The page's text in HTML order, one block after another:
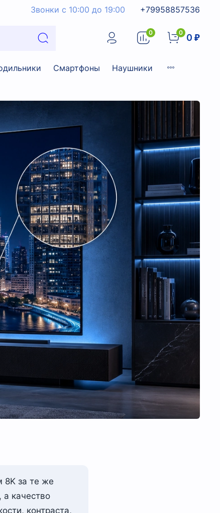
Звонки с 10:00 до 19:00 +79958857536
0 0 0 ₽
Смартфоны Наушники
8K за те же
а качество
контраста,